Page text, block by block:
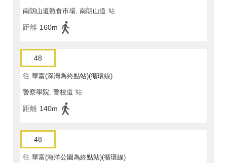
南朗山道熟食市場, 南朗山道 站
距離 160m
48
往 華富(深灣為終點站)(循環線)
警察學院, 警校道 站
距離 140m
48
往 華富(海洋公園為終點站)(循環線)